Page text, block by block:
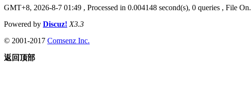
GMT+8, 2026-8-7 01:49 , Processed in 0.004148 second(s), 0 queries , File On.
Powered by Discuz! X3.3
© 2001-2017 Comsenz Inc.
返回顶部